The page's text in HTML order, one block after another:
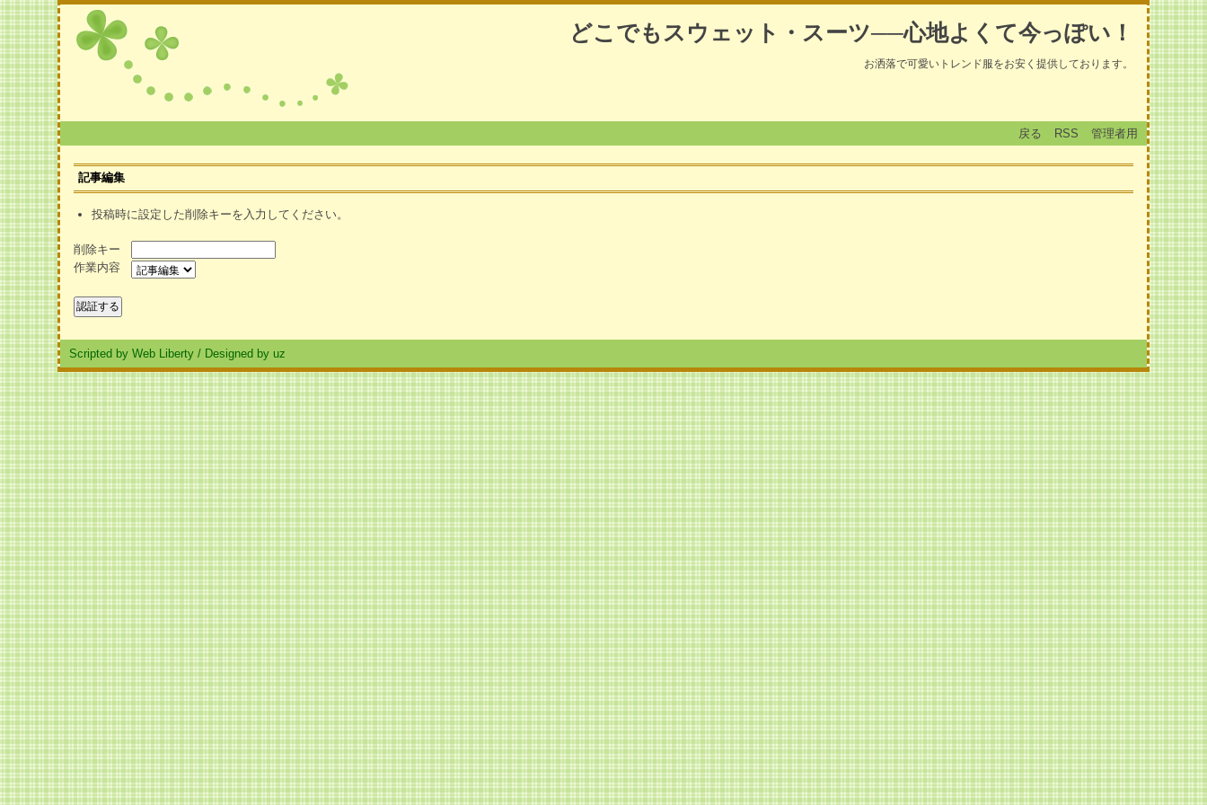
どこでもスウェット・スーツ──心地よくて今っぽい！
お洒落で可愛いトレンド服をお安く提供しております。
戻る RSS 管理者用
記事編集
投稿時に設定した削除キーを入力してください。
削除キー
作業内容
Scripted by Web Liberty / Designed by uz